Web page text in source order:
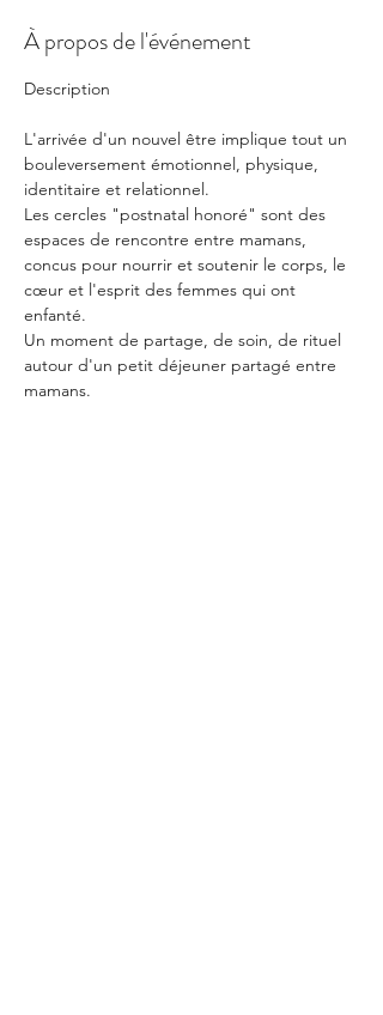
À propos de l'événement
L'arrivée d'un nouvel être implique tout un
bouleversement émotionnel, physique,
identitaire et relationnel.
Les cercles "postnatal honoré" sont des
espaces de rencontre entre mamans,
concus pour nourrir et soutenir le corps, le
cœur et l'esprit des femmes qui ont
enfanté.
Un moment de partage, de soin, de rituel
autour d'un petit déjeuner partagé entre
mamans.